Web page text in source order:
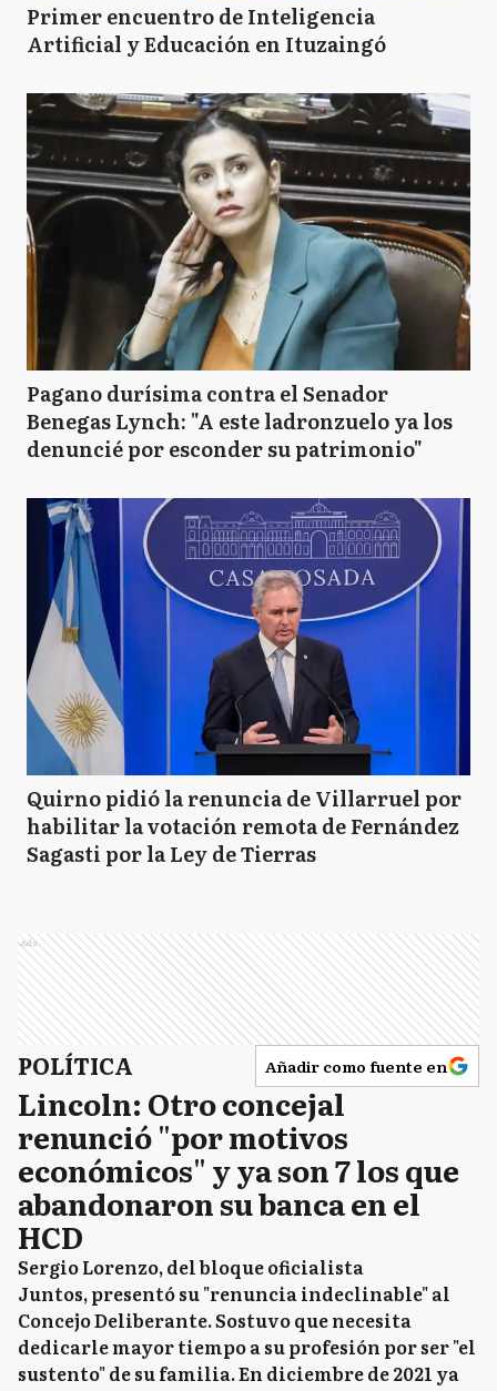
Primer encuentro de Inteligencia
Artificial y Educación en Ituzaingó
Pagano durísima contra el Senador
Benegas Lynch: "A este ladronzuelo ya los
denuncié por esconder su patrimonio"
Quirno pidió la renuncia de Villarruel por
habilitar la votación remota de Fernández
Sagasti por la Ley de Tierras
Ads
POLÍTICA Añadir como fuente en
Lincoln: Otro concejal
renunció "por motivos
económicos" y ya son 7 los que
abandonaron su banca en el
HCD
Sergio Lorenzo, del bloque oficialista
Juntos, presentó su "renuncia indeclinable" al
Concejo Deliberante. Sostuvo que necesita
dedicarle mayor tiempo a su profesión por ser "el
sustento" de su familia. En diciembre de 2021 ya